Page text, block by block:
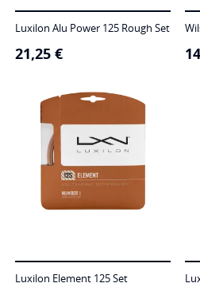
Luxilon Alu Power 125 Rough Set
21,25 €
Luxilon Element 125 Set